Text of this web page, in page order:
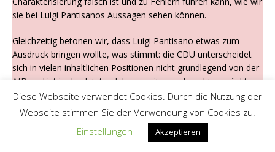
sie bei Luigi Pantisanos Aussagen sehen können.
Gleichzeitig betonen wir, dass Luigi Pantisano etwas zum
Ausdruck bringen wollte, was stimmt: die CDU unterscheidet
sich in vielen inhaltlichen Positionen nicht grundlegend von der
AfD und ist in den letzten Jahren weiter nach rechts gerückt
und hat Positionen übernommen, die vormals die AfD alleine
vertreten hat.
Wenn man den Faschismus nur an bestimmten politischen
Diese Webseite verwendet Cookies. Durch die Nutzung der
Webseite stimmen Sie der Verwendung von Cookies zu.
Einstellungen
Akzeptieren